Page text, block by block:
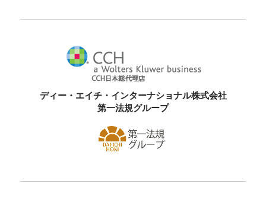
ディー・エイチ・インターナショナル株式会社
第一法規グループ